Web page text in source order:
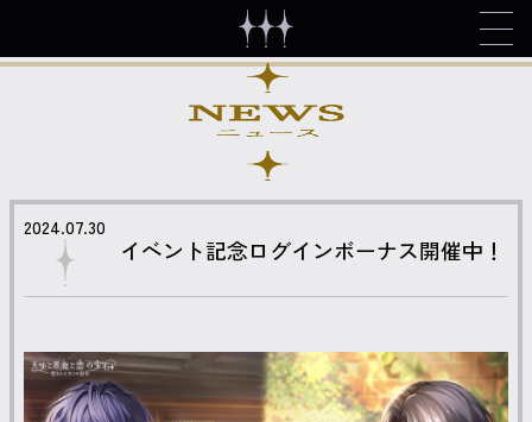
2024.07.30
イベント記念ログインボーナス開催中！